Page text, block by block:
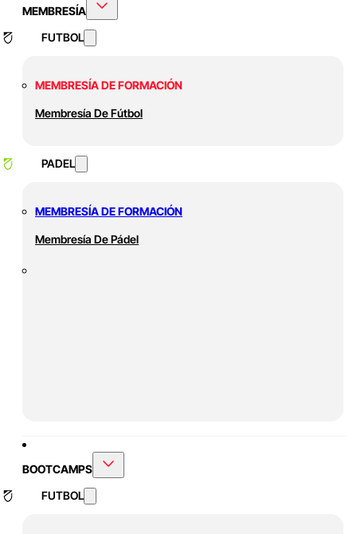
MEMBRESÍA
FUTBOL
MEMBRESÍA DE FORMACIÓN
Membresía De Fútbol
PADEL
MEMBRESÍA DE FORMACIÓN
Membresía De Pádel
BOOTCAMPS
FUTBOL